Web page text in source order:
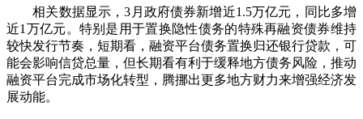
相关数据显示，3月政府债券新增近1.5万亿元，同比多增
近1万亿元。特别是用于置换隐性债务的特殊再融资债券维持
较快发行节奏，短期看，融资平台债务置换归还银行贷款，可
能会影响信贷总量，但长期看有利于缓释地方债务风险，推动
融资平台完成市场化转型，腾挪出更多地方财力来增强经济发
展动能。